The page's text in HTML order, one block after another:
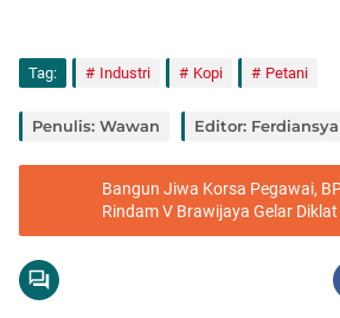
Tag: Industri Kopi Petani
Penulis: Wawan Editor:
Bangun Jiwa Korsa Pegawai,
Rindam V Brawijaya Gelar